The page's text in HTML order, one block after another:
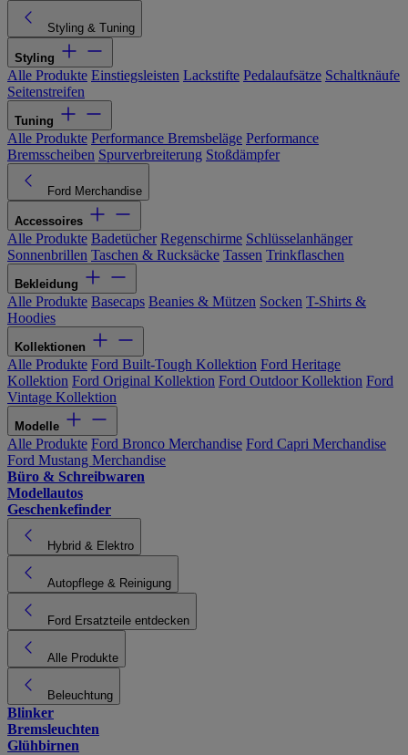
Styling & Tuning
Styling
Alle Produkte Einstiegsleisten Lackstifte Pedalaufsätze Schaltknäufe
Seitenstreifen
Tuning
Alle Produkte Performance Bremsbeläge Performance
Bremsscheiben Spurverbreiterung Stoßdämpfer
Ford Merchandise
Accessoires
Alle Produkte Badetücher Regenschirme Schlüsselanhänger
Sonnenbrillen Taschen & Rucksäcke Tassen Trinkflaschen
Bekleidung
Alle Produkte Basecaps Beanies & Mützen Socken T-Shirts &
Hoodies
Kollektionen
Alle Produkte Ford Built-Tough Kollektion Ford Heritage
Kollektion Ford Original Kollektion Ford Outdoor Kollektion Ford
Vintage Kollektion
Modelle
Alle Produkte Ford Bronco Merchandise Ford Capri Merchandise
Ford Mustang Merchandise
Büro & Schreibwaren
Modellautos
Geschenkefinder
Hybrid & Elektro
Autopflege & Reinigung
Ford Ersatzteile entdecken
Alle Produkte
Beleuchtung
Blinker
Bremsleuchten
Glühbirnen